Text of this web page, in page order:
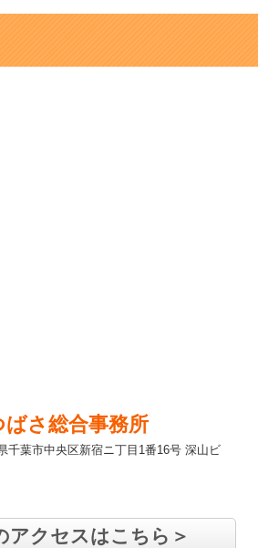
さ総合事務所
葉市中央区新宿ニ丁目1番16号 深山ビ
アクセスはこちら＞